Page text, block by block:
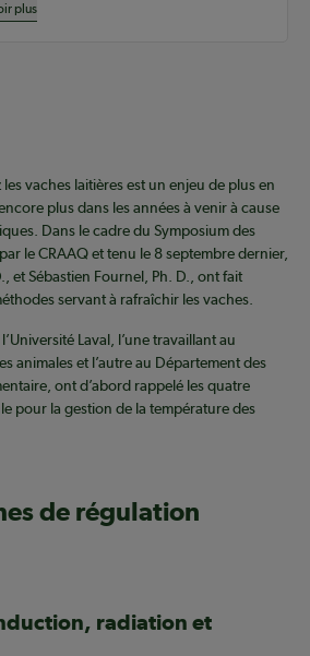
plus
vaches laitières est un enjeu de plus en
plus dans les années à venir à cause
Dans le cadre du Symposium des
le CRAAQ et tenu le 8 septembre dernier,
et Sébastien Fournel, Ph. D., ont fait
servant à rafraîchir les vaches.
Laval, l’une travaillant au
animales et l’autre au Département des
ont d’abord rappelé les quatre
pour la gestion de la température des
de régulation
radiation et